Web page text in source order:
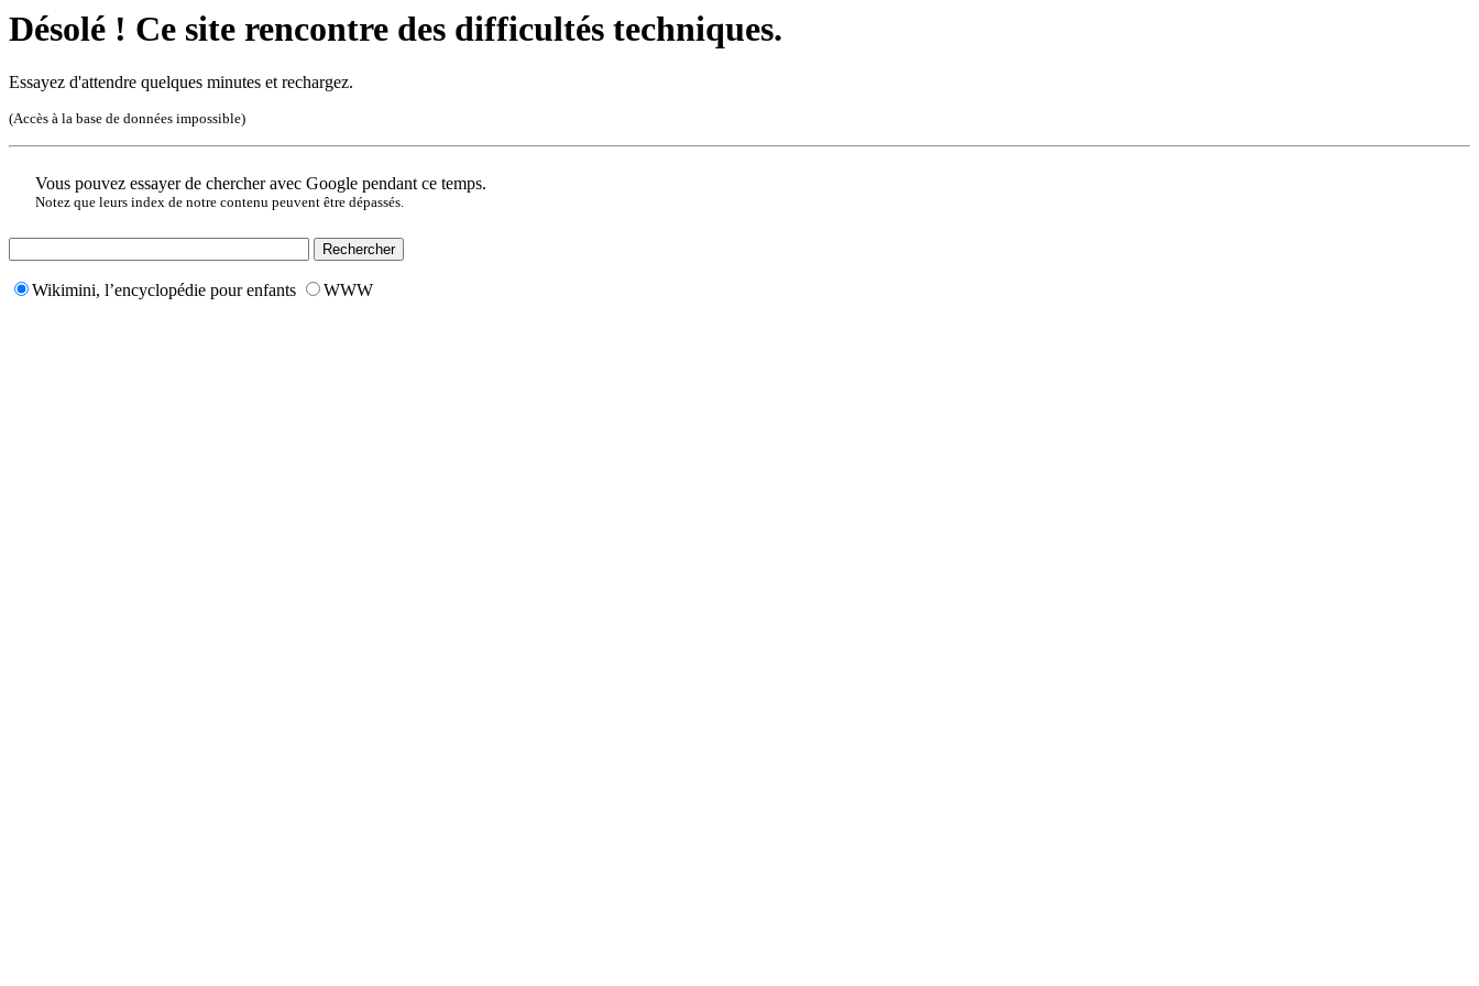
Désolé ! Ce site rencontre des difficultés techniques.
Essayez d'attendre quelques minutes et rechargez.
(Accès à la base de données impossible)
Vous pouvez essayer de chercher avec Google pendant ce temps.
Notez que leurs index de notre contenu peuvent être dépassés.
Wikimini, l’encyclopédie pour enfants WWW